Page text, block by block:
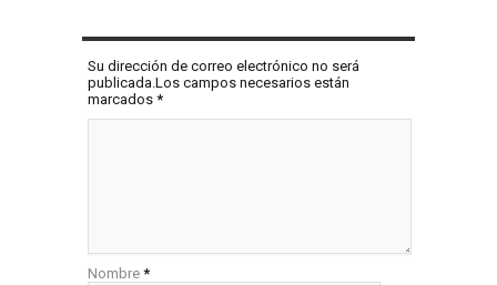
Su dirección de correo electrónico no será
publicada.Los campos necesarios están
marcados *
Nombre *